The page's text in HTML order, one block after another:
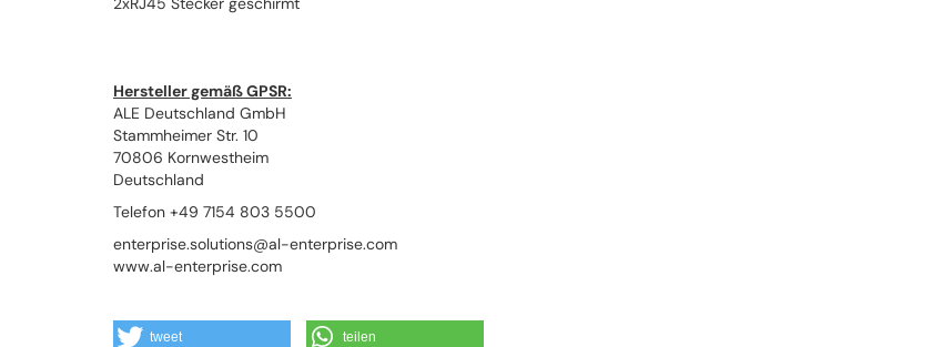
Hersteller gemäß GPSR:
ALE Deutschland GmbH
Stammheimer Str. 10
70806 Kornwestheim
Deutschland
Telefon +49 7154 803 5500
enterprise.solutions@al-enterprise.com
www.al-enterprise.com
tweet teilen